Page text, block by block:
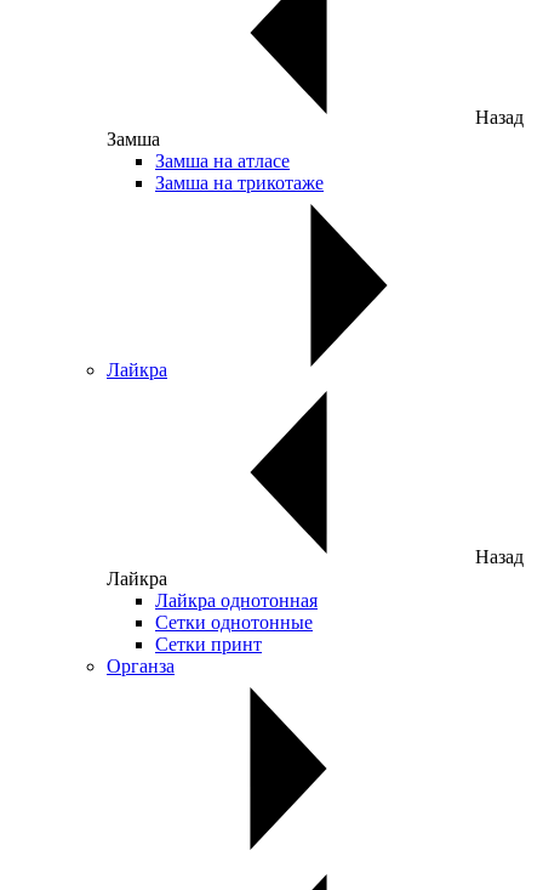
Назад
Замша
Замша на атласе
Замша на трикотаже
Лайкра
Назад
Лайкра
Лайкра однотонная
Сетки однотонные
Сетки принт
Органза